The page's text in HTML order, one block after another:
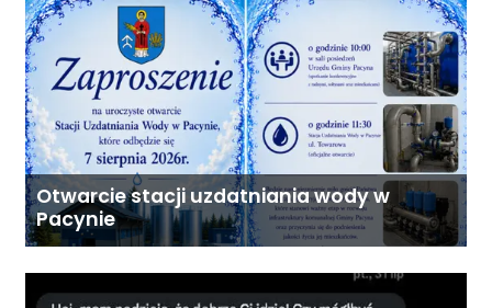
Otwarcie stacji uzdatniania wody w
Pacynie